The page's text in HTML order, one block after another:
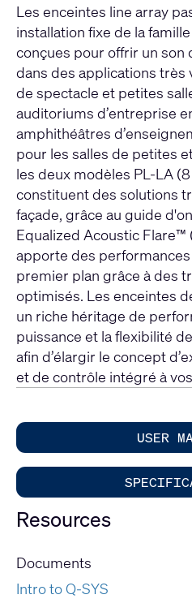
Les enceintes line array
installation fixe de la
conçues pour offrir un son
dans des applications très
de spectacle et petites
auditoriums d’entreprise
amphithéâtres
pour les salles de petites
les deux modèles PL-LA
constituent des solutions
façade, grâce au guide
Equalized Acoustic Flare™
apporte des
premier plan grâce à des
optimisés. Les enceintes
un riche héritage de
puissance et la flexibilité
afin d’élargir le concept
et de contrôle intégré à
USER
Resources
Documents
Intro to Q-SYS